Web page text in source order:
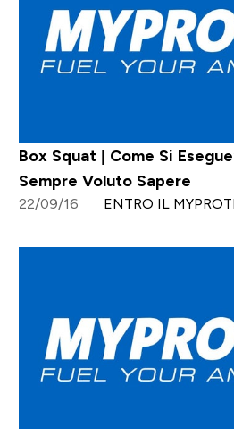
Box Squat | Come Si
Sempre Voluto Sapere
22/09/16 ENTRO IL